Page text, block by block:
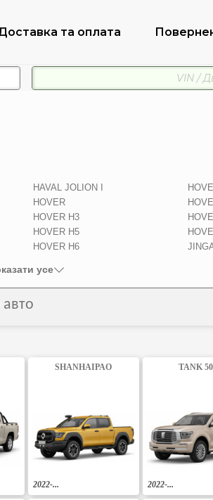
та оплата
HAVAL JOLION I
HOVER
HOVER H3
HOVER H5
HOVER H6
усе
авто
SHANHAIPAO
2022-...
TANK
2022-...